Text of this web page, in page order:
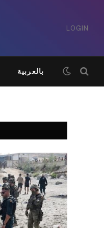
LOGIN
بالعربية